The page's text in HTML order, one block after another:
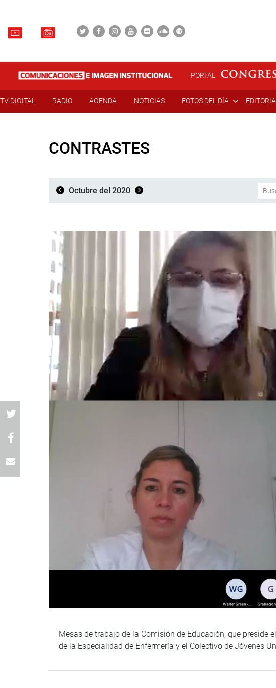
PORTAL
TV DIGITAL RADIO AGENDA NOTICIAS FOTOS DEL DÍA
CONTRASTES
Octubre del 2020
Mesas de trabajo de la Comisión de Educación, que preside
de la Especialidad de Enfermería y el Colectivo de Jóvenes